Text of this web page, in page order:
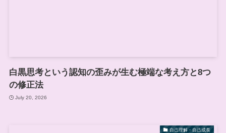
白黒思考という認知の歪みが生む極端な考え方と8つ
の修正法
July 20, 2026
自己理解・自己成長